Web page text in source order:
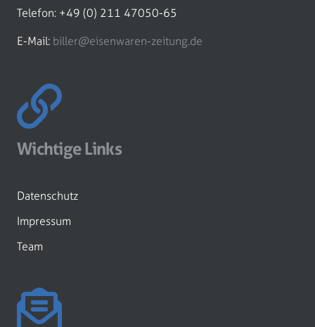
Telefon: +49 (0) 211 47050-65
E-Mail: biller@eisenwaren-zeitung.de
Wichtige Links
Datenschutz
Impressum
Team